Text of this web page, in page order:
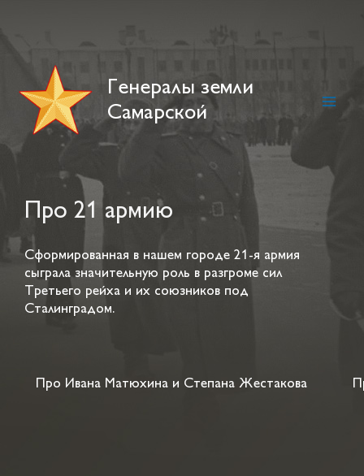
Генералы земли
Самарской
Про 21 армию
Сформированная в нашем городе 21-я армия
сыграла значительную роль в разгроме сил
Третьего рейха и их союзников под
Сталинградом.
Про Ивана Матюхина и Степана Жестакова